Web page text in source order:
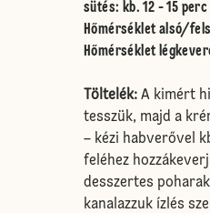
sütés: kb. 12 - 15 perc
Hőmérséklet alsó/
Hőmérséklet
Töltelék: A kimért
tesszük, majd a
– kézi habverővel
feléhez
desszertes
kanalazzuk ízlés